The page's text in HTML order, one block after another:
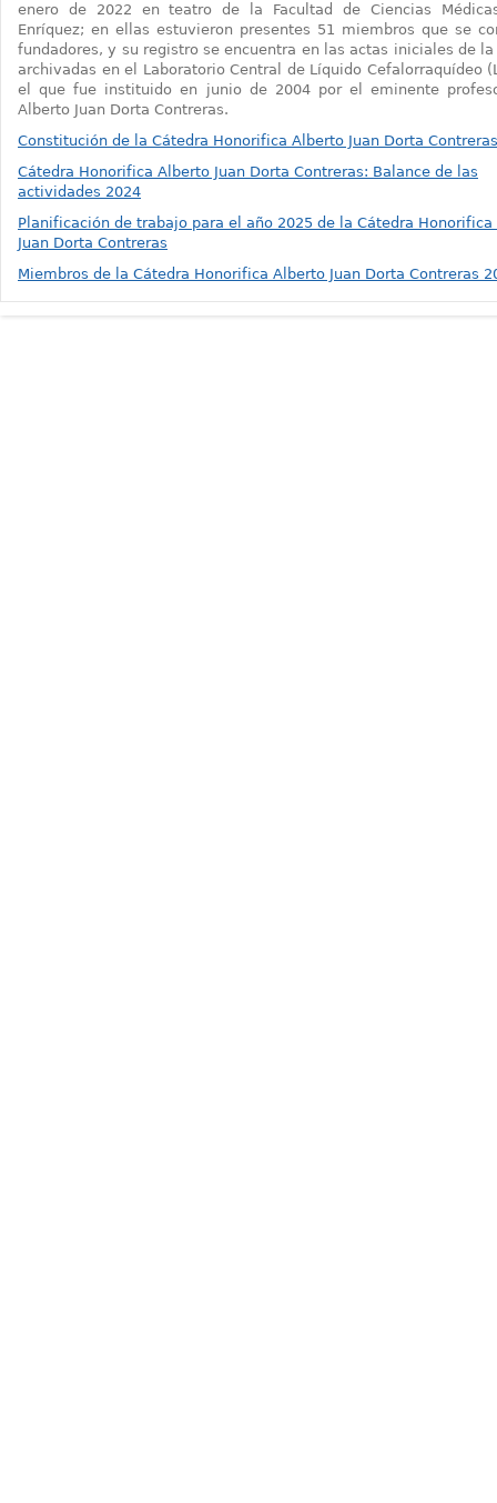
enero de 2022 en teatro de la Facultad de Ciencias
Enríquez; en ellas estuvieron presentes 51 miembros que se
fundadores, y su registro se encuentra en las actas iniciales de
archivadas en el Laboratorio Central de Líquido Cefalorraquídeo
el que fue instituido en junio de 2004 por el eminente
Alberto Juan Dorta Contreras.
Constitución de la Cátedra Honorifica Alberto Juan Dorta Contreras
Cátedra Honorifica Alberto Juan Dorta Contreras: Balance de las
actividades 2024
Planificación de trabajo para el año 2025 de la Cátedra Honorifica
Juan Dorta Contreras
Miembros de la Cátedra Honorifica Alberto Juan Dorta Contreras